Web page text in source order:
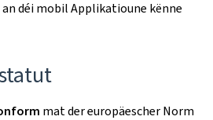
an déi mobil Applikatioune kënne
mat der europäescher Norm